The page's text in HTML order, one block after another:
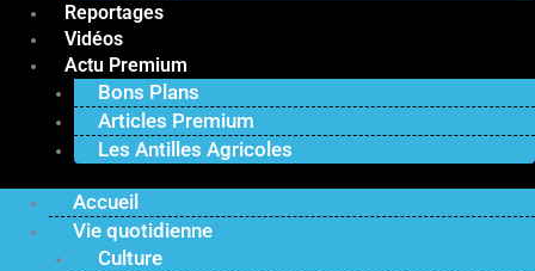
Reportages
Vidéos
Actu Premium
Bons Plans
Articles Premium
Les Antilles Agricoles
Accueil
Vie quotidienne
Culture